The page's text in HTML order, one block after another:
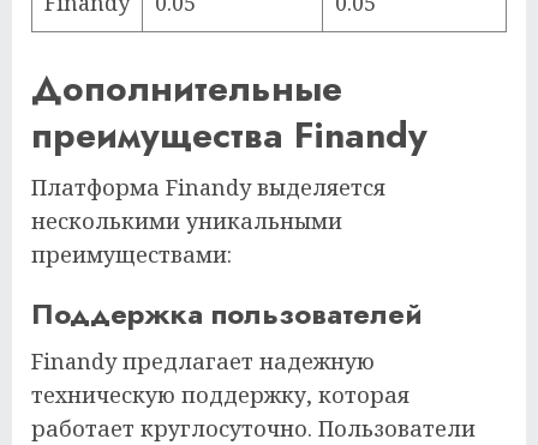
Дополнительные
преимущества Finandy
Платформа Finandy выделяется
несколькими уникальными
преимуществами:
Поддержка пользователей
Finandy предлагает надежную
техническую поддержку, которая
работает круглосуточно. Пользователи